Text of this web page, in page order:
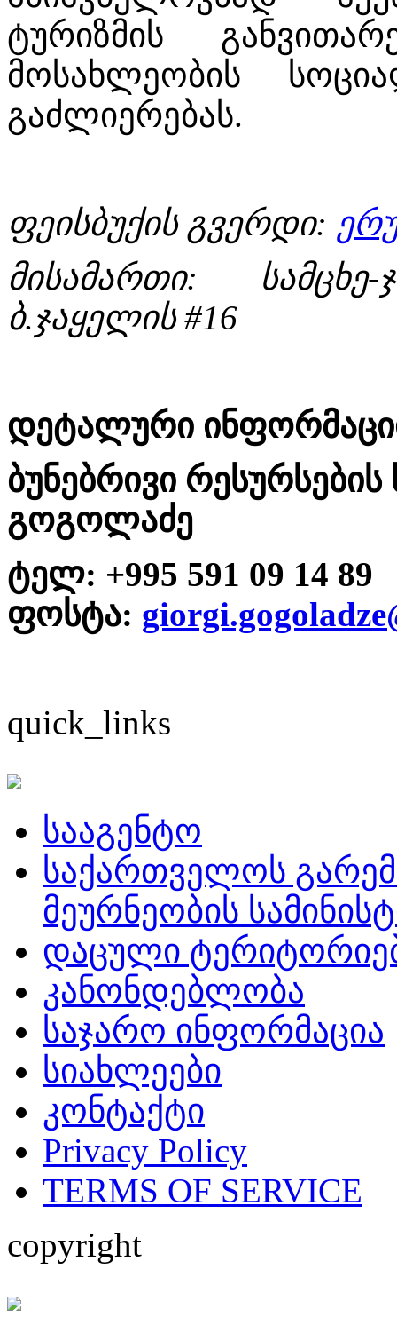
ტურიზმის
მოსახლეობის
გაძლიერებას.
ფეისბუქის გვერდი:
მისამართი:
ბ.ჯაყელის #16
დეტალური
ბუნებრივი
გოგოლაძე
ტელ: +995 591 09 14 89
ფოსტა:
quick_links
სააგენტო
საქართველოს
მეურნეობის
დაცული
კანონდებლობა
საჯარო ინფორმაცია
სიახლეები
კონტაქტი
Privacy Policy
TERMS OF SERVICE
copyright